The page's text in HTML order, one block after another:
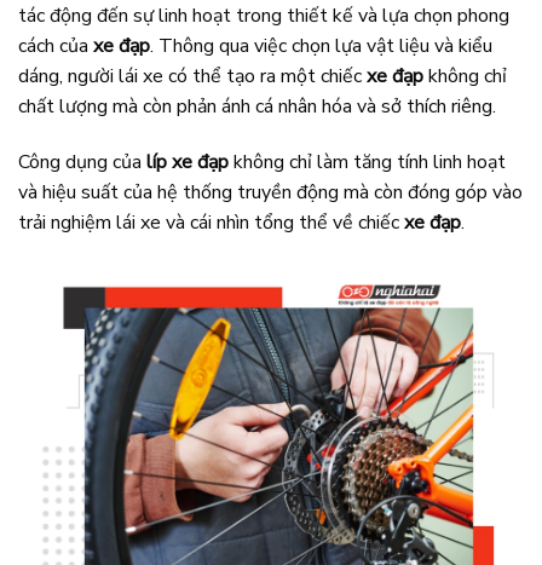
tác động đến sự linh hoạt trong thiết kế và lựa chọn phong
cách của xe đạp. Thông qua việc chọn lựa vật liệu và kiểu
dáng, người lái xe có thể tạo ra một chiếcxe đạpkhông chỉ
chất lượng mà còn phản ánh cá nhân hóa và sở thích riêng.
Công dụng của líp xe đạpkhông chỉ làm tăng tính linh hoạt
và hiệu suất của hệ thống truyền động mà còn đóng góp vào
trải nghiệm lái xe và cái nhìn tổng thể về chiếcxe đạp.